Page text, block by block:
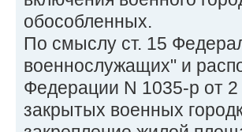
обособленных.
По смыслу ст. 15
военнослужащих" и
Федерации N 1035-р от 2
закрытых военных